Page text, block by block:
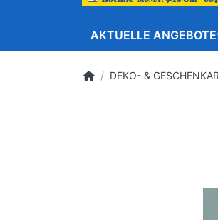
AKTUELLE ANGEBOTE
DEKO- &